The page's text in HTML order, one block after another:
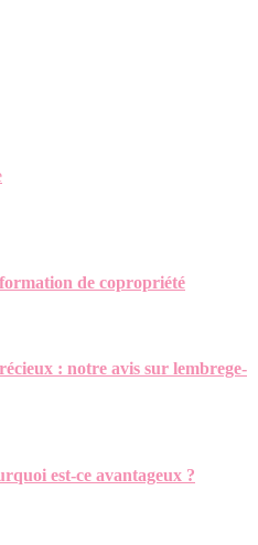
de copropriété
: notre avis sur lembrege-
est-ce avantageux ?